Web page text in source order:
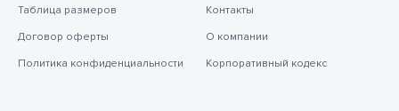
Таблица размеров
Договор оферты
Политика конфиденциальности
Контакты
О компании
Корпоративный кодекс